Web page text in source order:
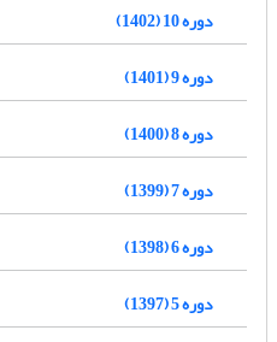
دوره 10 (1402)
دوره 9 (1401)
دوره 8 (1400)
دوره 7 (1399)
دوره 6 (1398)
دوره 5 (1397)